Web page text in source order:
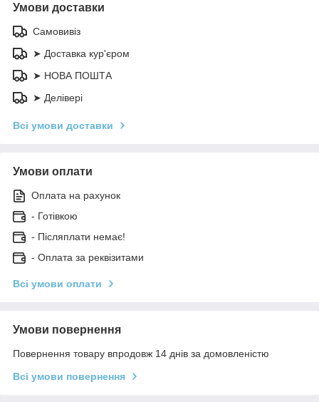
Умови доставки
Самовивіз
➤ Доставка кур'єром
➤ НОВА ПОШТА
➤ Делівері
Всі умови доставки
Умови оплати
Оплата на рахунок
- Готівкою
- Післяплати немає!
- Оплата за реквізитами
Всі умови оплати
Умови повернення
Повернення товару впродовж 14 днів за домовленістю
Всі умови повернення